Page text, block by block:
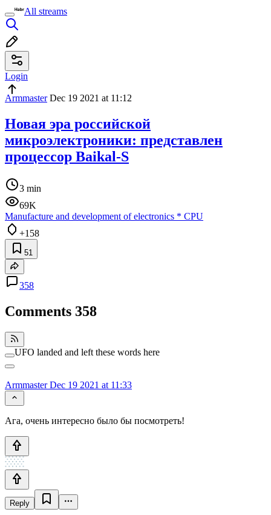
All streams
Login
ArmmasterDec 19 2021 at 11:12
Новая эра российской
микроэлектроники: представлен
процессор Baikal-S
3 min
69K
Manufacture and development of electronics * CPU
+158
51
358
Comments 358
UFO landed and left these words here
ArmmasterDec 19 2021 at 11:33
Ага, очень интересно было бы посмотреть!
Reply